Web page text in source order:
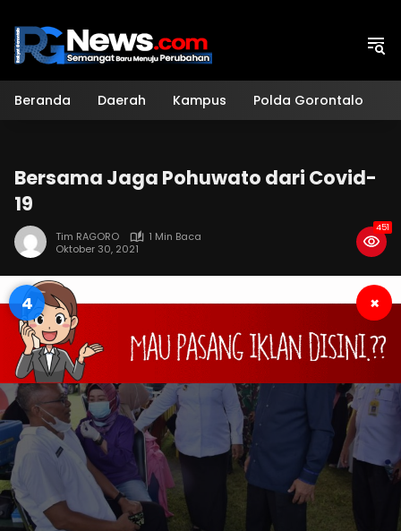
konten
Beranda Daerah Kampus Polda Gorontalo
Bersama Jaga Pohuwato dari Covid-
19
Tim RAGORO
1 Min Baca
Oktober 30, 2021
451
3 ×